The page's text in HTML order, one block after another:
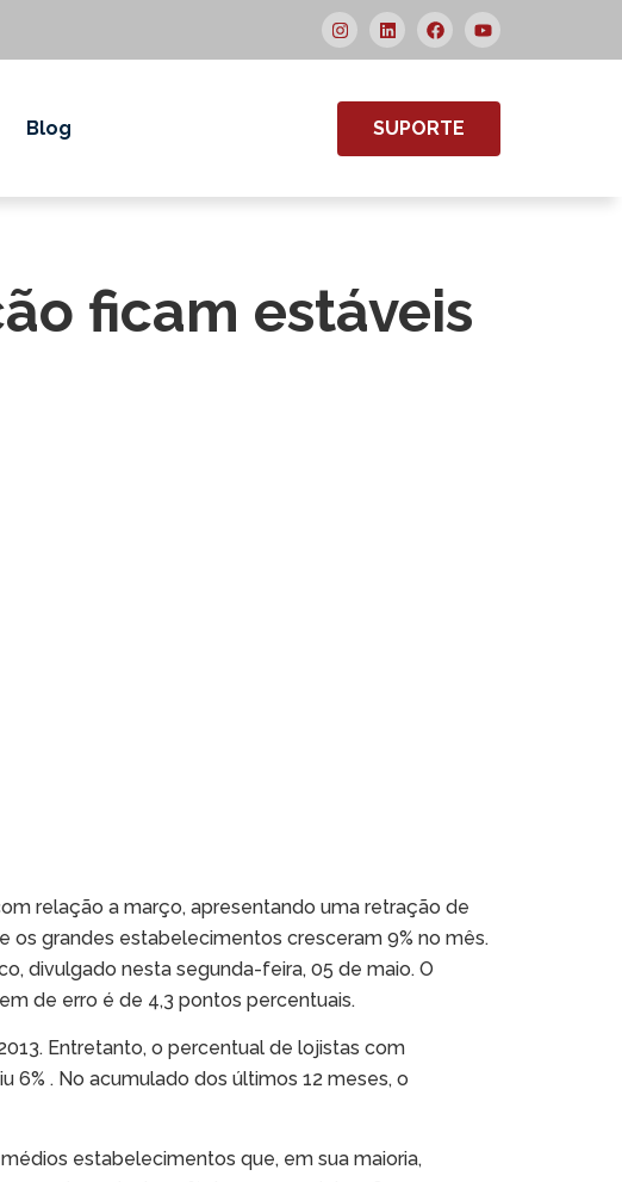
Blog SUPORTE
ficam estáveis
relação a março, apresentando uma retração de
os grandes estabelecimentos cresceram 9% no mês.
divulgado nesta segunda-feira, 05 de maio. O
de erro é de 4,3 pontos percentuais.
Entretanto, o percentual de lojistas com
6% . No acumulado dos últimos 12 meses, o
estabelecimentos que, em sua maioria,